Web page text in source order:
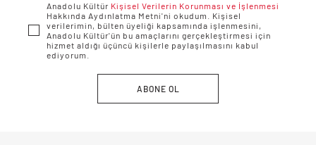
ABONE OL
Anadolu Kültür Kişisel Verilerin Korunması ve İşlenmesi
Hakkında Aydınlatma Metni'ni okudum. Kişisel
verilerimin, bülten üyeliği kapsamında işlenmesini,
Anadolu Kültür'ün bu amaçlarını gerçekleştirmesi için
hizmet aldığı üçüncü kişilerle paylaşılmasını kabul
ediyorum.